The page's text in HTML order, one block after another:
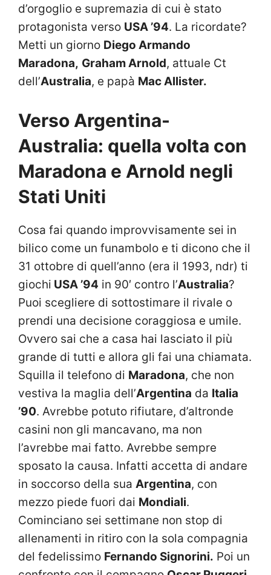
d’orgoglio e supremazia di cui è stato
protagonista verso USA ’94. La ricordate?
Metti un giorno Diego Armando
Maradona, Graham Arnold, attuale Ct
dell’Australia, e papà Mac Allister.
Verso Argentina-
Australia: quella volta con
Maradona e Arnold negli
Stati Uniti
Cosa fai quando improvvisamente sei in
bilico come un funambolo e ti dicono che il
31 ottobre di quell’anno (era il 1993, ndr) ti
giochi USA ’94 in 90′ contro l’Australia?
Puoi scegliere di sottostimare il rivale o
prendi una decisione coraggiosa e umile.
Ovvero sai che a casa hai lasciato il più
grande di tutti e allora gli fai una chiamata.
Squilla il telefono di Maradona, che non
vestiva la maglia dell’Argentina da Italia
’90. Avrebbe potuto rifiutare, d’altronde
casini non gli mancavano, ma non
l’avrebbe mai fatto. Avrebbe sempre
sposato la causa. Infatti accetta di andare
in soccorso della sua Argentina, con
mezzo piede fuori dai Mondiali.
Cominciano sei settimane non stop di
allenamenti in ritiro con la sola compagnia
del fedelissimo Fernando Signorini. Poi un